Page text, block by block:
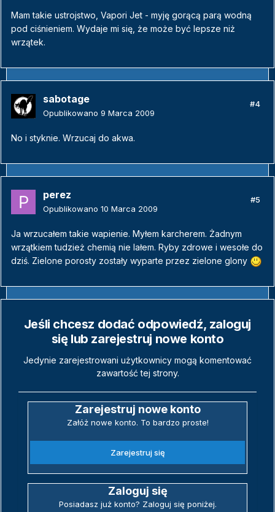
Mam takie ustrojstwo, Vapori Jet - myję gorącą parą wodną
pod ciśnieniem. Wydaje mi się, że może być lepsze niż
wrzątek.
sabotage
Opublikowano 9 Marca 2009
#4
No i styknie. Wrzucaj do akwa.
perez
Opublikowano 10 Marca 2009
#5
Ja wrzucałem takie wapienie. Myłem karcherem. Żadnym
wrzątkiem tudzież chemią nie lałem. Ryby zdrowe i wesołe do
dziś. Zielone porosty zostały wyparte przez zielone glony
Jeśli chcesz dodać odpowiedź, zaloguj
się lub zarejestruj nowe konto
Jedynie zarejestrowani użytkownicy mogą komentować
zawartość tej strony.
Zarejestruj nowe konto
Załóż nowe konto. To bardzo proste!
Zarejestruj się
Zaloguj się
Posiadasz już konto? Zaloguj się poniżej.